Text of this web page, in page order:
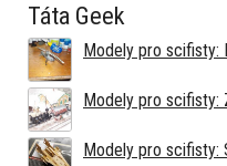
Táta Geek
Modely pro scifisty:
Modely pro scifisty:
Modely pro scifisty: